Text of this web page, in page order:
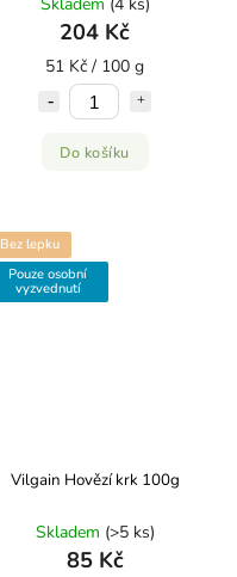
204 Kč
51 Kč / 100 g
Do košíku
Bez lepku
Pouze osobní
vyzvednutí
Vilgain Hovězí krk ⁠100g
Skladem (>5 ks)
85 Kč